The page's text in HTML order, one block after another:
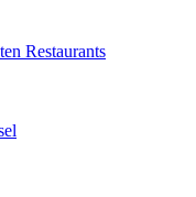
Restaurants